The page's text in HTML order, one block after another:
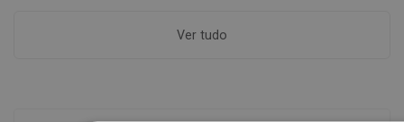
Ver tudo